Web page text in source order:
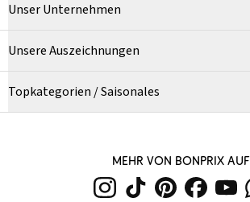
Unser Unternehmen
Unsere Auszeichnungen
Topkategorien / Saisonales
MEHR VON BONPRIX AUF